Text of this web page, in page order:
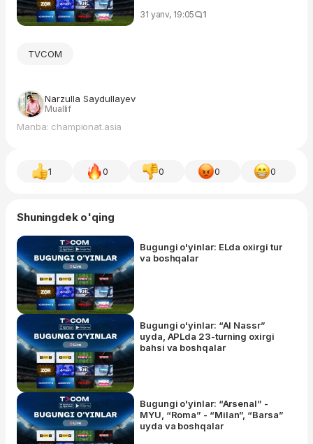
31 yanv, 19:05 1
TVCOM
Narzulla Saydullayev
Muallif
Manba: championat.asia
1 0 0 0 0
Shuningdek o'qing
Bugungi o'yinlar: ELda oxirgi tur
va boshqalar
Bugungi o'yinlar: “Al Nassr”
uyda, APLda 23-turning oxirgi
bahsi va boshqalar
Bugungi o'yinlar: “Arsenal” -
MYU, “Roma” - “Milan”, “Barsa”
uyda va boshqalar